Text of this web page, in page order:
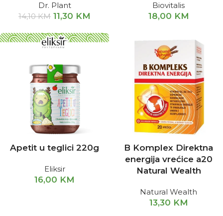
Dr. Plant
14,10KM 11,30 KM
Biovitalis
18,00 KM
Apetit u teglici 220g
Eliksir
16,00 KM
B Komplex Direktna
energija vrećice a20
Natural Wealth
Natural Wealth
13,30 KM